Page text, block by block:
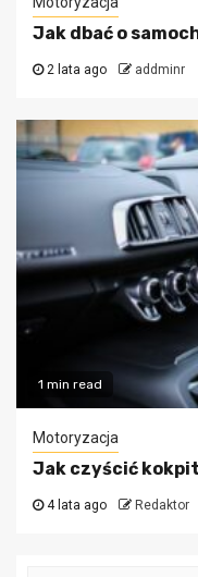
Jak dbać o
2 lata ago addminr
1 min read
Motoryzacja
Jak czyścić
4 lata ago Redaktor